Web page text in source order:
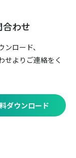
わせ
ロード、
せよりご連絡をく
ダウンロード